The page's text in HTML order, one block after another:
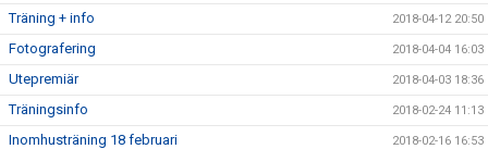
Träning + info 2018-04-12 20:50
Fotografering 2018-04-04 16:03
Utepremiär 2018-04-03 18:36
Träningsinfo 2018-02-24 11:13
Inomhusträning 18 februari 2018-02-16 16:53